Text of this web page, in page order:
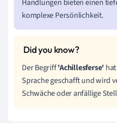
Handlungen bieten einen
komplexe Persönlichkeit.
Der Begriff'Achillesferse'
Sprache geschafft und wird
Schwäche oder anfällige